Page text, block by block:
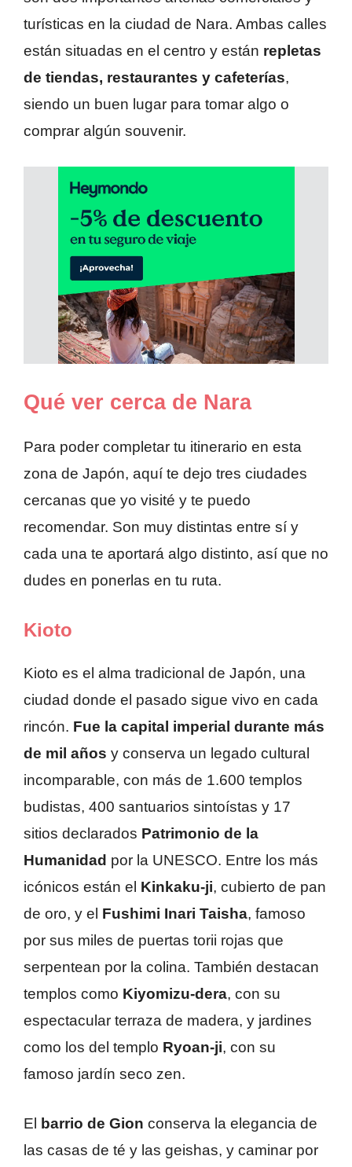
turísticas en la ciudad de Nara. Ambas calles
están situadas en el centro y están repletas
de tiendas, restaurantes y cafeterías,
siendo un buen lugar para tomar algo o
comprar algún souvenir.
Qué ver cerca de Nara
Para poder completar tu itinerario en esta
zona de Japón, aquí te dejo tres ciudades
cercanas que yo visité y te puedo
recomendar. Son muy distintas entre sí y
cada una te aportará algo distinto, así que no
dudes en ponerlas en tu ruta.
Kioto
Kioto es el alma tradicional de Japón, una
ciudad donde el pasado sigue vivo en cada
rincón. Fue la capital imperial durante más
de mil años y conserva un legado cultural
incomparable, con más de 1.600 templos
budistas, 400 santuarios sintoístas y 17
sitios declarados Patrimonio de la
Humanidad por la UNESCO. Entre los más
icónicos están el Kinkaku-ji, cubierto de pan
de oro, y el Fushimi Inari Taisha, famoso
por sus miles de puertas torii rojas que
serpentean por la colina. También destacan
templos como Kiyomizu-dera, con su
espectacular terraza de madera, y jardines
como los del templo Ryoan-ji, con su
famoso jardín seco zen.
El barrio de Gion conserva la elegancia de
las casas de té y las geishas, y caminar por